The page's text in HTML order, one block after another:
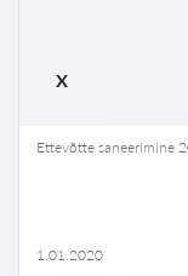
x
Ettevõtte saneerimine
1.01.2020